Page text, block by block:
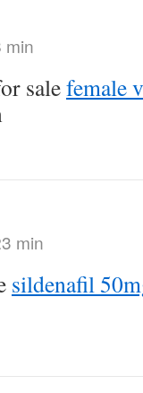
min
salefemale
min
sildenafil